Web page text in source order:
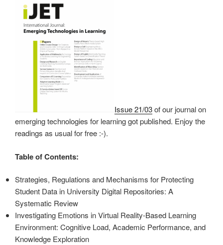
Issue 21/03of our journal on
emerging technologies for learning got published. Enjoy the
readings as usual for free :-).
Table of Contents:
Strategies, Regulations and Mechanisms for Protecting
Student Data in University Digital Repositories: A
Systematic Review
Investigating Emotions in Virtual Reality-Based Learning
Environment: Cognitive Load, Academic Performance, and
Knowledge Exploration